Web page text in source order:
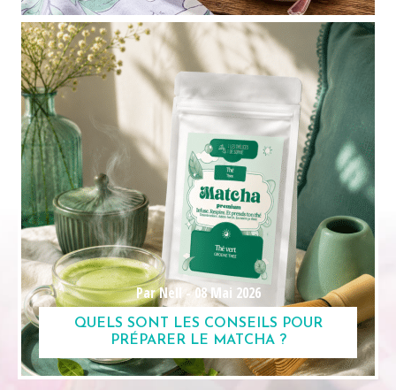
Par Nell -08 Mai 2026
QUELS SONT LES CONSEILS POUR
PRÉPARER LE MATCHA ?